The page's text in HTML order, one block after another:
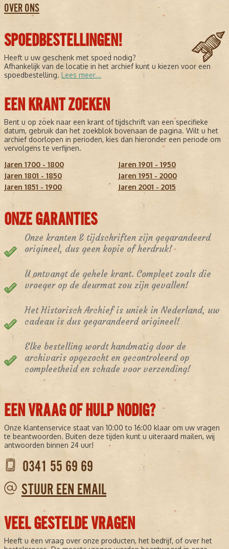
OVER ONS
SPOEDBESTELLINGEN!
Heeft u uw geschenk met spoed nodig?
Afhankelijk van de locatie in het archief kunt u kiezen voor een
spoedbestelling. Lees meer...
EEN KRANT ZOEKEN
Bent u op zoek naar een krant of tijdschrift van een specifieke
datum, gebruik dan het zoekblok bovenaan de pagina. Wilt u het
archief doorlopen in perioden, kies dan hieronder een periode om
vervolgens te verfijnen.
Jaren 1700 - 1800
Jaren 1801 - 1850
Jaren 1851 - 1900
Jaren 1901 - 1950
Jaren 1951 - 2000
Jaren 2001 - 2015
ONZE GARANTIES
Onze kranten & tijdschriften zijn gegarandeerd
origineel, dus geen kopie of herdruk!
U ontvangt de gehele krant. Compleet zoals die
vroeger op de deurmat zou zijn gevallen!
Het Historisch Archief is uniek in Nederland, uw
cadeau is dus gegarandeerd origineel!
Elke bestelling wordt handmatig door de
archivaris opgezocht en gecontroleerd op
compleetheid en schade voor verzending!
EEN VRAAG OF HULP NODIG?
Onze klantenservice staat van 10:00 to 16:00 klaar om uw vragen
te beantwoorden. Buiten deze tijden kunt u uiteraard mailen, wij
antwoorden binnen 24 uur!
0341 55 69 69
STUUR EEN EMAIL
VEEL GESTELDE VRAGEN
Heeft u een vraag over onze producten, het bedrijf, of over het